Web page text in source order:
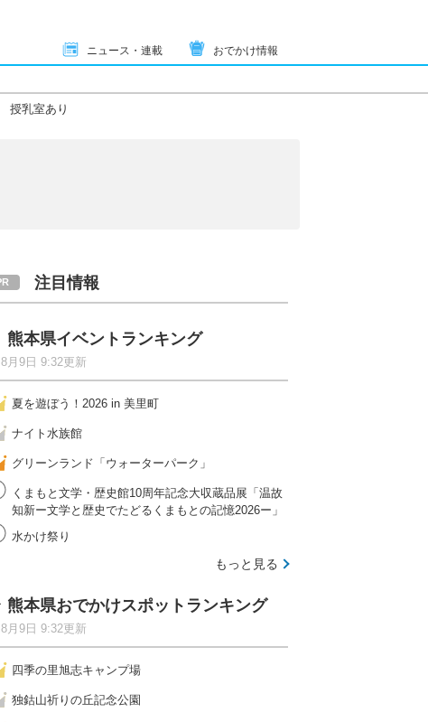
ニュース・連載 おでかけ情報
授乳室あり
注目情報
熊本県イベントランキング
8月9日 9:32更新
夏を遊ぼう！2026 in 美里町
ナイト水族館
グリーンランド「ウォーターパーク」
くまもと文学・歴史館10周年記念大収蔵品展「温故
知新ー文学と歴史でたどるくまもとの記憶2026ー」
水かけ祭り
もっと見る
熊本県おでかけスポットランキング
8月9日 9:32更新
四季の里旭志キャンプ場
独鈷山祈りの丘記念公園